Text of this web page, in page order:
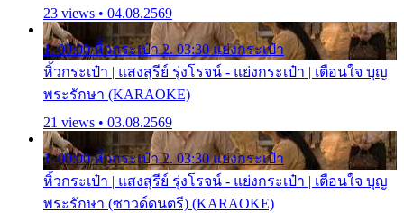
23 views • 04.08.2569
1. 00:00 หิ้วกระเป๋า 2. 03:30 แย่งกระเป๋า
หิ้วกระเป๋า | แสงสุรีย์ รุ่งโรจน์ - แย่งกระเป๋า | เตือนใจ บุญ
พระรักษา (KARAOKE)
21 views • 03.08.2569
1. 00:00 หิ้วกระเป๋า 2. 03:30 แย่งกระเป๋า
หิ้วกระเป๋า | แสงสุรีย์ รุ่งโรจน์ - แย่งกระเป๋า | เตือนใจ บุญ
พระรักษา (ซาวด์ดนตรี) (KARAOKE)